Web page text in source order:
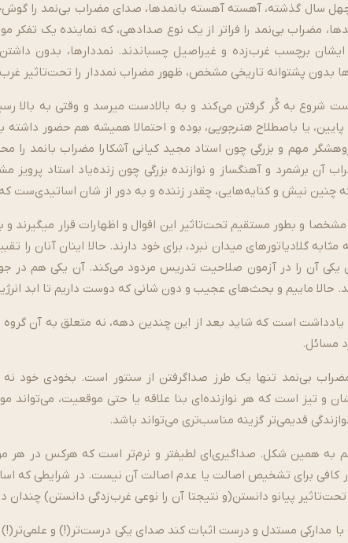
سال گذشته، آهسته آهسته بانمدها، صدای مضراب بی‌­نمد را
مضراب بی­‌نمد را فراتر از یک نوع صدادهی، که نماینده یک
برچسب غرب­‌زده و غیراصیل چسباندند. نمددارها، بدون
بدون پشتوانه تاریخی مشخص، ظهور مضراب نمددار را تحت­‌تاثیر غرب
شروع به گُر گرفتن می­‌کند و به بالادست می­رسد و وقتی به بالا
یا باصطلاح هنرجویی، بوده و احتمالا همیشه هم حضور داشته
مهم و بزرگی چون استاد مجید کیانی آشکارا مضراب با­‌نمد را
برشمرد و آهنگساز و نوازنده بزرگی چون زنده‌­یاد استاد پرویز
چنین نیش و کنایه‌هایی، چقدر زننده و به دور از شان اساتیدی‌ست
و بطور مستقیم تحت‌­تاثیر این اقوال و اظهارات قرار می­گیرند و
مثابه گلادیاتورهای میدان نبرد، برای خود دارند. حالا اینان
یکی آن را در آزمون صلاحیت تدریس مردود می­‌کند. آن یکی هم در
حالا ماییم و بحث­‌های عجیب و دون شانی که دوست داریم تا ابد
است که شاید بعد از این چندین دهه، نه متعلق به آن
مسائل.
بی‌­نمد تنها یک طرز صداگرفتن از سنتور است. بخودی خود
و تیز است که هر نوازنده‌­ای بنا علاقه یا حتی موقعیت، می‌تواند
قدیمی‌­تر گزینه مناسب‌­تری می­‌تواند باشد.
به همین شکل. صداگیری­‌ای لطیف­تر و نرم‌­تر است که هرکس در هر
کافی برای تشخیص اصالت یا عدم اصالت آن نیست. در شرایطی که
تحت­‌تاثیر پیانو دانستن(و نتیجتا آن را نوعی غرب‌زدگی دانستن)
مدارکی مستدل و درست اثبات کند صدای یکی درست‌­تر(!) و